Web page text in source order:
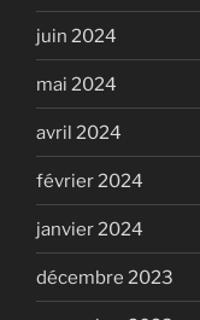
juin 2024
mai 2024
avril 2024
février 2024
janvier 2024
décembre 2023